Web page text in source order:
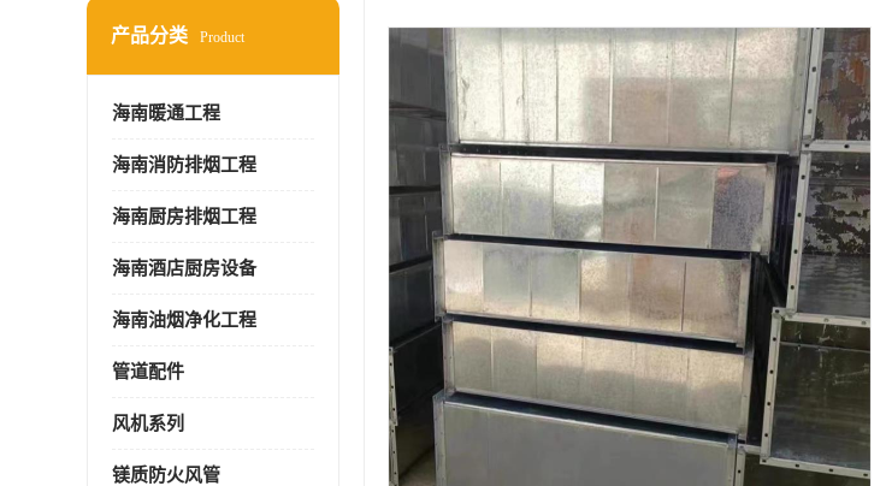
产品分类 Product
海南暖通工程
海南消防排烟工程
海南厨房排烟工程
海南酒店厨房设备
海南油烟净化工程
管道配件
风机系列
镁质防火风管